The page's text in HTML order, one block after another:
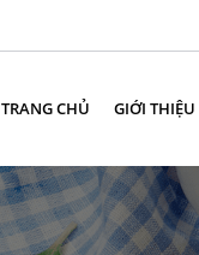
TRANG CHỦ GIỚI THIỆU